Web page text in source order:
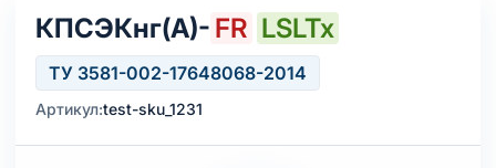
КПСЭКнг(А)- FR LSLTx
ТУ 3581-002-17648068-2014
Артикул:test-sku_1231